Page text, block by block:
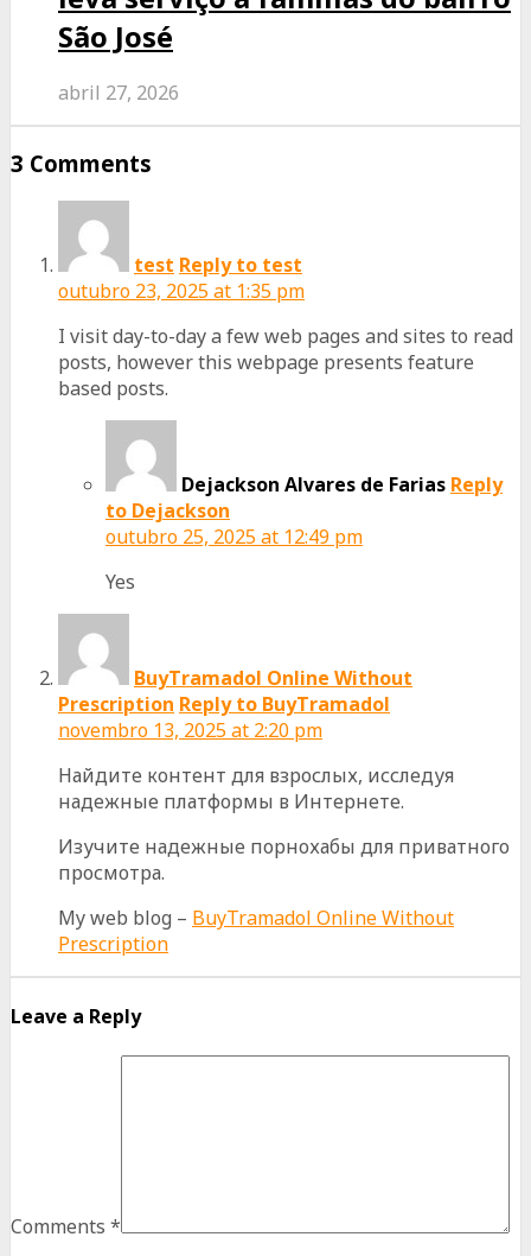
São José
abril 27, 2026
3 Comments
test Reply to test
outubro 23, 2025 at 1:35 pm
I visit day-to-day a few web pages and sites to read
posts, however this webpage presents feature
based posts.
Dejackson Alvares de Farias Reply
to Dejackson
outubro 25, 2025 at 12:49 pm
Yes
BuyTramadol Online Without
Prescription Reply to BuyTramadol
novembro 13, 2025 at 2:20 pm
Найдите контент для взрослых, исследуя
надежные платформы в Интернете.
Изучите надежные порнохабы для приватного
просмотра.
My web blog – BuyTramadol Online Without
Prescription
Leave a Reply
Comments *